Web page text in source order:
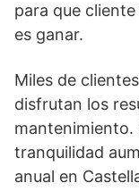
para que
es ganar.
Miles de
disfrutan los
mantenimiento.
tranquilidad
anual en